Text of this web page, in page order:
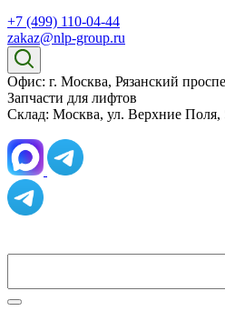
+7 (499) 110-04-44
zakaz@nlp-group.ru
Офис: г. Москва, Рязанский
Запчасти для лифтов
Склад: Москва, ул. Верхние Поля,